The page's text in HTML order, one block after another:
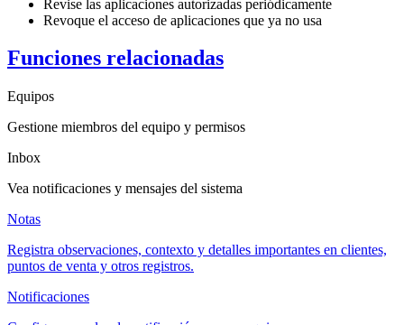
Revise las aplicaciones autorizadas periódicamente
Revoque el acceso de aplicaciones que ya no usa
Funciones relacionadas
Equipos
Gestione miembros del equipo y permisos
Inbox
Vea notificaciones y mensajes del sistema
Notas
Registra observaciones, contexto y detalles importantes en clientes,
puntos de venta y otros registros.
Notificaciones